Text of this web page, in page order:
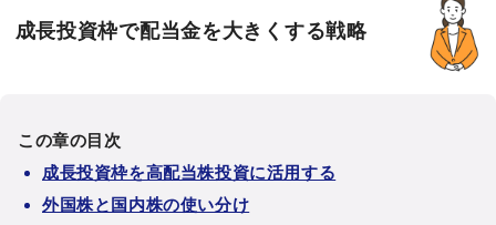
成長投資枠で配当金を大きくする戦略
この章の目次
成長投資枠を高配当株投資に活用する
外国株と国内株の使い分け